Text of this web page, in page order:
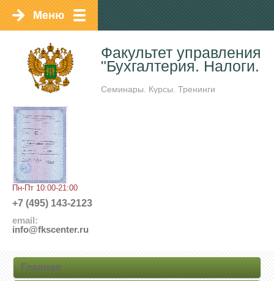
Факультет
"Бухгалтерия. Налоги.
Семинары. Курсы. Тренинги
Пн-Пт 10:00-21:00
+7 (495) 143-2123
email:
info@fkscenter.ru
Главная